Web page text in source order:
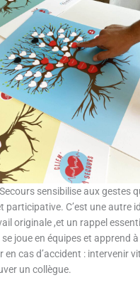
sensibilise aux gestes
participative. C’est une autre
originale ,et un rappel
se joue en équipes et apprend
en cas d’accident : intervenir
un collègue.